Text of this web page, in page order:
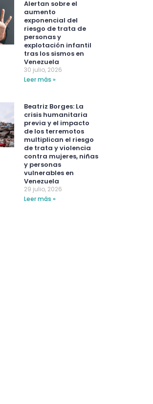
Alertan sobre el
aumento
exponencial del
riesgo de trata de
personas y
explotación infantil
tras los sismos en
Venezuela
30 julio, 2026
Leer más »
Beatriz Borges: La
crisis humanitaria
previa y el impacto
de los terremotos
multiplican el riesgo
de trata y violencia
contra mujeres, niñas
y personas
vulnerables en
Venezuela
29 julio, 2026
Leer más »